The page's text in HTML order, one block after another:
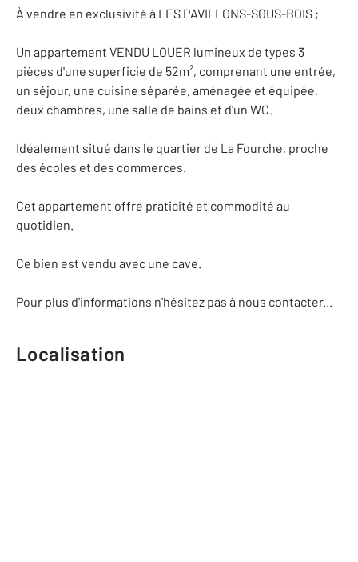
À vendre en exclusivité à LES PAVILLONS-SOUS-BOIS ;
Un appartement VENDU LOUER lumineux de types 3
pièces d'une superficie de 52m², comprenant une entrée,
un séjour, une cuisine séparée, aménagée et équipée,
deux chambres, une salle de bains et d'un WC.
Idéalement situé dans le quartier de La Fourche, proche
des écoles et des commerces.
Cet appartement offre praticité et commodité au
quotidien.
Ce bien est vendu avec une cave.
Pour plus d'informations n'hésitez pas à nous contacter...
Localisation